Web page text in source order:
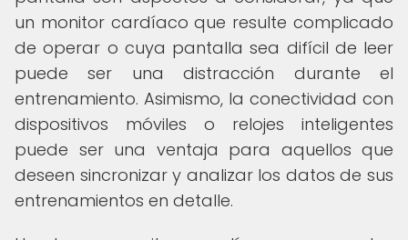
un monitor cardíaco que resulte complicado
de operar o cuya pantalla sea difícil de leer
puede ser una distracción durante el
entrenamiento. Asimismo, la conectividad con
dispositivos móviles o relojes inteligentes
puede ser una ventaja para aquellos que
deseen sincronizar y analizar los datos de sus
entrenamientos en detalle.